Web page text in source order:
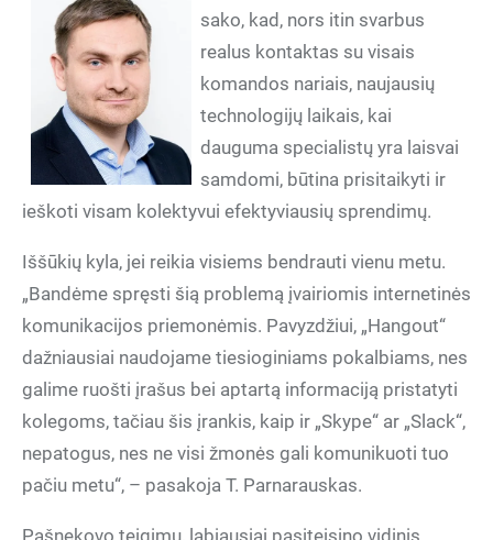
sako, kad, nors itin svarbus
realus kontaktas su visais
komandos nariais, naujausių
technologijų laikais, kai
dauguma specialistų yra laisvai
samdomi, būtina prisitaikyti ir
ieškoti visam kolektyvui efektyviausių sprendimų.
Iššūkių kyla, jei reikia visiems bendrauti vienu metu.
„Bandėme spręsti šią problemą įvairiomis internetinės
komunikacijos priemonėmis. Pavyzdžiui, „Hangout“
dažniausiai naudojame tiesioginiams pokalbiams, nes
galime ruošti įrašus bei aptartą informaciją pristatyti
kolegoms, tačiau šis įrankis, kaip ir „Skype“ ar „Slack“,
nepatogus, nes ne visi žmonės gali komunikuoti tuo
pačiu metu“, – pasakoja T. Parnarauskas.
Pašnekovo teigimu, labiausiai pasiteisino vidinis